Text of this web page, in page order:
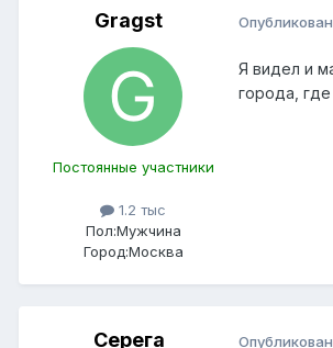
Gragst
Постоянные участники
1.2 тыс
Пол:Мужчина
Город:Москва
Я видел и
города,
Серега